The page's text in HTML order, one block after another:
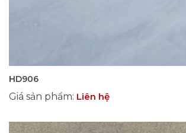
HD906
Giá sản phẩm: Liên hệ